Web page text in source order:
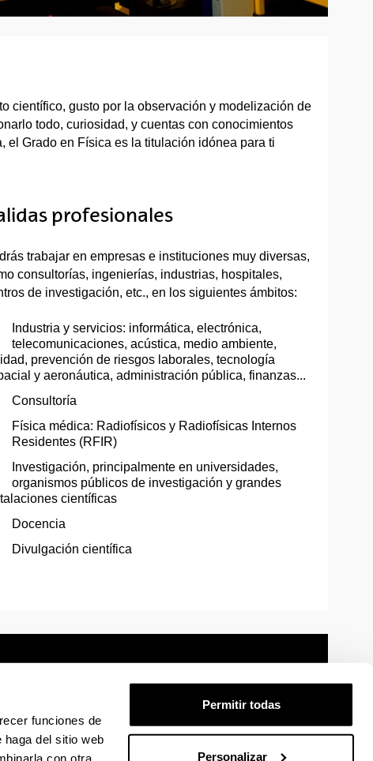
funciones de
del sitio web
con otra
Permitir todas
Personalizar
científico, gusto por la observación y modelización de
todo, curiosidad, y cuentas con conocimientos
el Grado en Física es la titulación idónea para ti
profesionales
trabajar en empresas e instituciones muy diversas,
consultorías, ingenierías, industrias, hospitales,
de investigación, etc., en los siguientes ámbitos:
Industria y servicios: informática, electrónica,
telecomunicaciones, acústica, medio ambiente,
prevención de riesgos laborales, tecnología
y aeronáutica, administración pública, finanzas...
Consultoría
Física médica: Radiofísicos y Radiofísicas Internos
Residentes (RFIR)
Investigación, principalmente en universidades,
organismos públicos de investigación y grandes
científicas
Docencia
Divulgación científica
legal Mapa Ayuda Contacto